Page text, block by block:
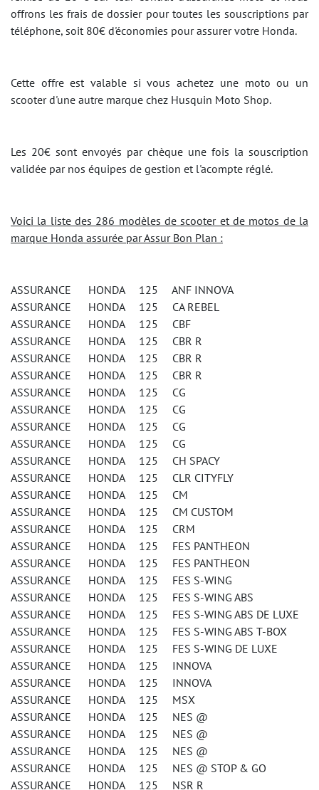
offrons les frais de dossier pour toutes les souscriptions par
téléphone, soit 80€ d'économies pour assurer votre Honda.
Cette offre est valable si vous achetez une moto ou un
scooter d'une autre marque chez Husquin Moto Shop.
Les 20€ sont envoyés par chèque une fois la souscription
validée par nos équipes de gestion et l'acompte réglé.
Voici la liste des 286 modèles de scooter et de motos de la
marque Honda assurée par Assur Bon Plan :
ASSURANCE HONDA 125 ANF INNOVA
ASSURANCE HONDA 125 CA REBEL
ASSURANCE HONDA 125 CBF
ASSURANCE HONDA 125 CBR R
ASSURANCE HONDA 125 CBR R
ASSURANCE HONDA 125 CBR R
ASSURANCE HONDA 125 CG
ASSURANCE HONDA 125 CG
ASSURANCE HONDA 125 CG
ASSURANCE HONDA 125 CG
ASSURANCE HONDA 125 CH SPACY
ASSURANCE HONDA 125 CLR CITYFLY
ASSURANCE HONDA 125 CM
ASSURANCE HONDA 125 CM CUSTOM
ASSURANCE HONDA 125 CRM
ASSURANCE HONDA 125 FES PANTHEON
ASSURANCE HONDA 125 FES PANTHEON
ASSURANCE HONDA 125 FES S-WING
ASSURANCE HONDA 125 FES S-WING ABS
ASSURANCE HONDA 125 FES S-WING ABS DE LUXE
ASSURANCE HONDA 125 FES S-WING ABS T-BOX
ASSURANCE HONDA 125 FES S-WING DE LUXE
ASSURANCE HONDA 125 INNOVA
ASSURANCE HONDA 125 INNOVA
ASSURANCE HONDA 125 MSX
ASSURANCE HONDA 125 NES @
ASSURANCE HONDA 125 NES @
ASSURANCE HONDA 125 NES @
ASSURANCE HONDA 125 NES @ STOP & GO
ASSURANCE HONDA 125 NSR R